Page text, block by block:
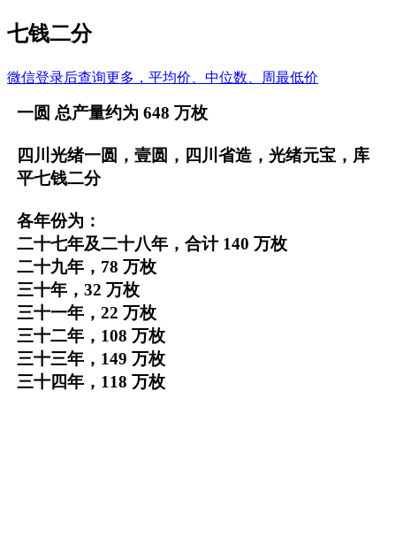
七钱二分
微信登录后查询更多，平均价、中位数、周最低价
一圆 总产量约为 648 万枚
四川光绪一圆，壹圆，四川省造，光绪元宝，库
平七钱二分
各年份为：
二十七年及二十八年，合计 140 万枚
二十九年，78 万枚
三十年，32 万枚
三十一年，22 万枚
三十二年，108 万枚
三十三年，149 万枚
三十四年，118 万枚